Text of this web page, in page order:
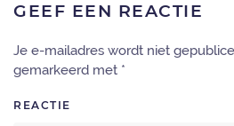
GEEF EEN REACTIE
Je e-mailadres wordt niet
gemarkeerd met *
REACTIE